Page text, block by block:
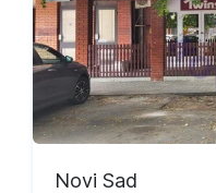
Ekskluzivna ponuda
Novi Sad